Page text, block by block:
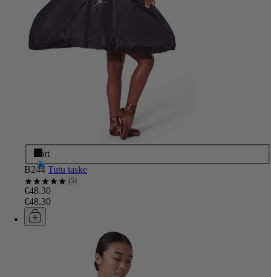
Sort
B244 Tutu taske
5
€48.30
€48.30